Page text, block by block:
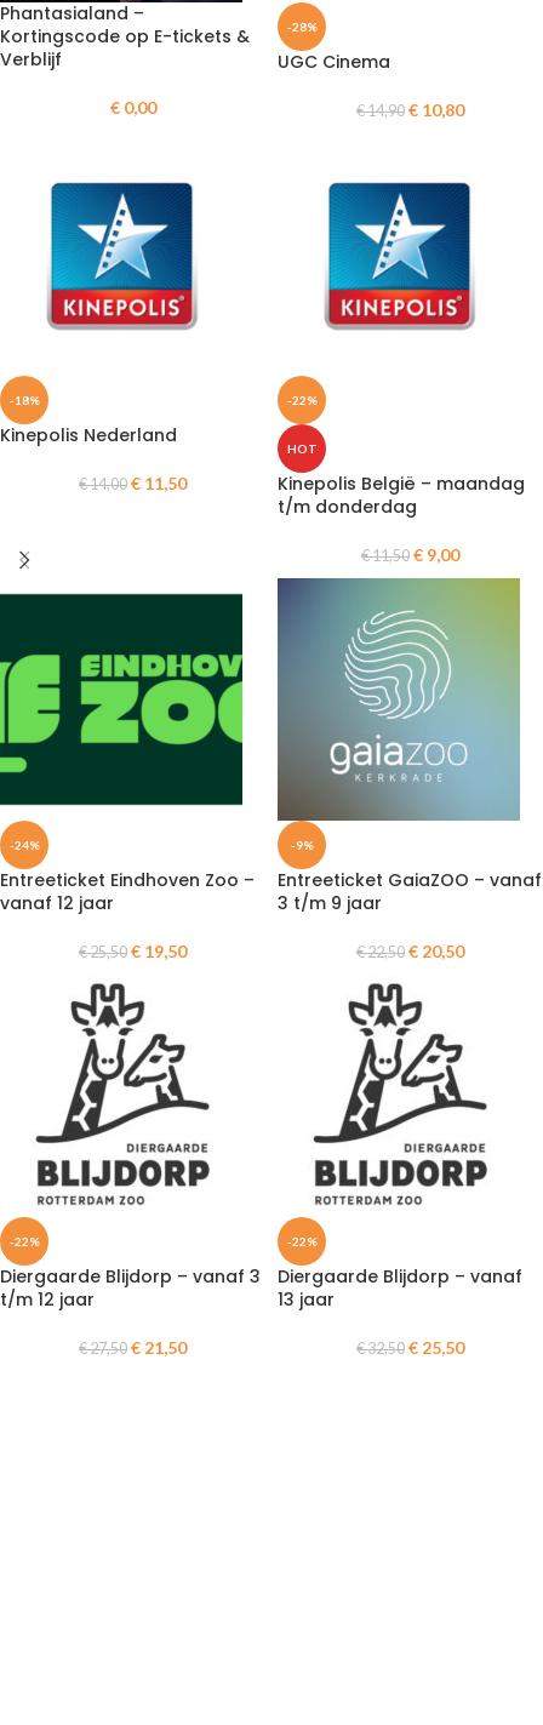
Phantasialand –
Kortingscode op E-tickets &
Verblijf
€0,00
-28%
UGC Cinema
€14,90 € 10,80
-18%
Kinepolis Nederland
€14,00 € 11,50
-22%
HOT
Kinepolis België – maandag
t/m donderdag
€11,50 € 9,00
-24%
Entreeticket Eindhoven Zoo –
vanaf 12 jaar
€25,50 € 19,50
-9%
Entreeticket GaiaZOO – vanaf
3 t/m 9 jaar
€22,50 € 20,50
-22%
Diergaarde Blijdorp – vanaf 3
t/m 12 jaar
€27,50 € 21,50
-22%
Diergaarde Blijdorp – vanaf
13 jaar
€32,50 € 25,50